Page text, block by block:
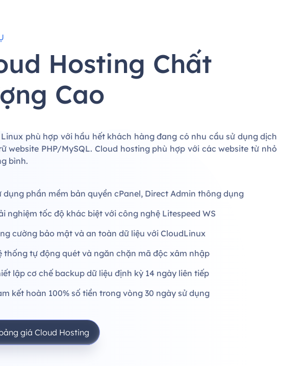
Hosting Chất
Cao
phù hợp với hầu hết khách hàng đang có nhu cầu sử dụng dịch
website PHP/MySQL. Cloud hosting phù hợp với các website từ nhỏ
bình.
dụng phần mềm bản quyền cPanel, Direct Admin thông dụng
nghiệm tốc độ khác biệt với công nghệ Litespeed WS
cường bảo mật và an toàn dữ liệu với CloudLinux
thống tự động quét và ngăn chặn mã độc xâm nhập
lập cơ chế backup dữ liệu định kỳ 14 ngày liên tiếp
kết hoàn 100% số tiền trong vòng 30 ngày sử dụng
giá Cloud Hosting